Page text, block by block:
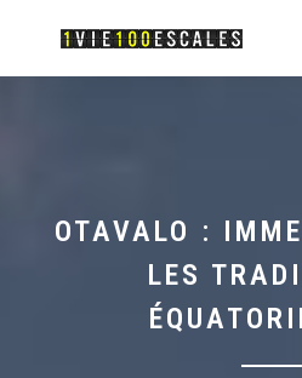
OTAVALO :
LES